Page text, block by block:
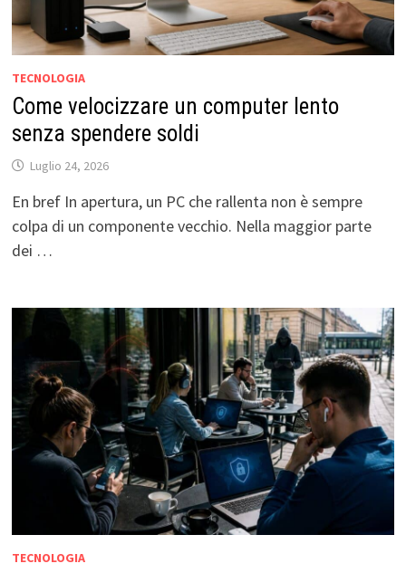
TECNOLOGIA
Come velocizzare un computer lento
senza spendere soldi
Luglio 24, 2026
En bref In apertura, un PC che rallenta non è sempre
colpa di un componente vecchio. Nella maggior parte
dei …
TECNOLOGIA